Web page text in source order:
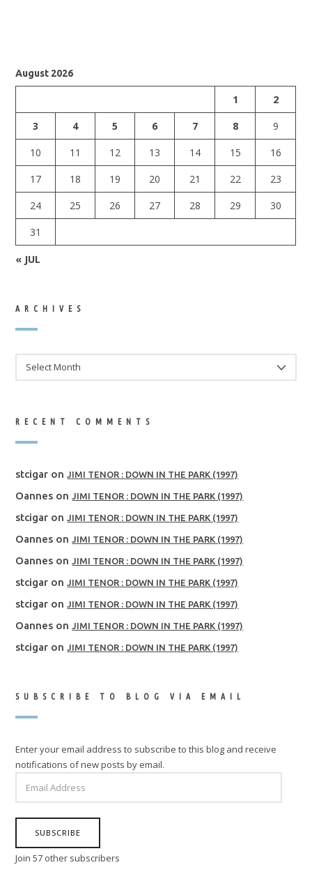
August 2026
1
2
3
4 5 6 7 8
9
10
11 12 13 14 15
16
17
18 19 20 21 22
23
24
25 26 27 28 29
30
31
« JUL
ARCHIVES
RECENT COMMENTS
stcigar onJIMI TENOR : DOWN IN THE PARK (1997)
Oannes onJIMI TENOR : DOWN IN THE PARK (1997)
stcigar onJIMI TENOR : DOWN IN THE PARK (1997)
Oannes onJIMI TENOR : DOWN IN THE PARK (1997)
Oannes onJIMI TENOR : DOWN IN THE PARK (1997)
stcigar onJIMI TENOR : DOWN IN THE PARK (1997)
stcigar onJIMI TENOR : DOWN IN THE PARK (1997)
Oannes onJIMI TENOR : DOWN IN THE PARK (1997)
stcigar onJIMI TENOR : DOWN IN THE PARK (1997)
SUBSCRIBE TO BLOG VIA EMAIL
Enter your email address to subscribe to this blog and receive
notifications of new posts by email.
ADDRESS
SUBSCRIBE
Join 57 other subscribers